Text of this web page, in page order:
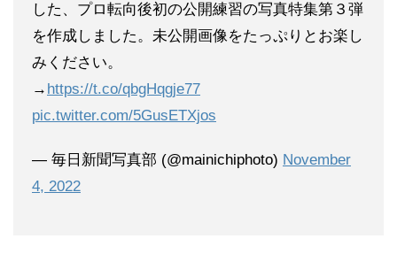
した、プロ転向後初の公開練習の写真特集第３弾
を作成しました。未公開画像をたっぷりとお楽し
みください。
→ https://t.co/qbgHqgje77
pic.twitter.com/5GusETXjos
— 毎日新聞写真部 (@mainichiphoto) November
4, 2022